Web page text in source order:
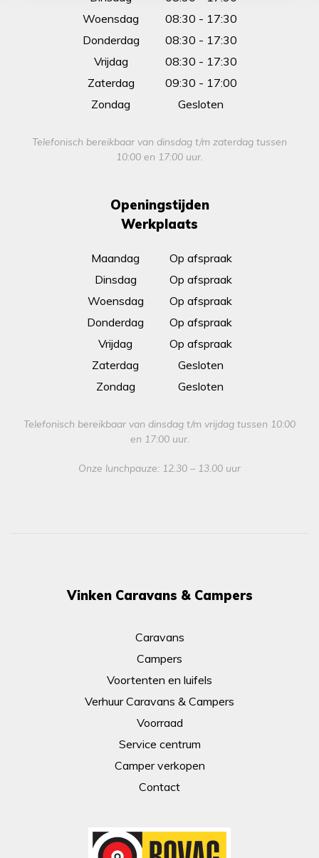
Woensdag
Donderdag
Vrijdag
Zaterdag
Zondag
08:30 - 17:30
08:30 - 17:30
08:30 - 17:30
09:30 - 17:00
Gesloten
Telefonisch bereikbaar van dinsdag t/m zaterdag tussen
10:00 en 17:00 uur.
Openingstijden
Werkplaats
Maandag
Dinsdag
Woensdag
Donderdag
Vrijdag
Zaterdag
Zondag
Op afspraak
Op afspraak
Op afspraak
Op afspraak
Op afspraak
Gesloten
Gesloten
Telefonisch bereikbaar van dinsdag t/m vrijdag tussen 10:00
en 17:00 uur.
Onze lunchpauze: 12.30 – 13.00 uur
Vinken Caravans & Campers
Caravans
Campers
Voortenten en luifels
Verhuur Caravans & Campers
Voorraad
Service centrum
Camper verkopen
Contact